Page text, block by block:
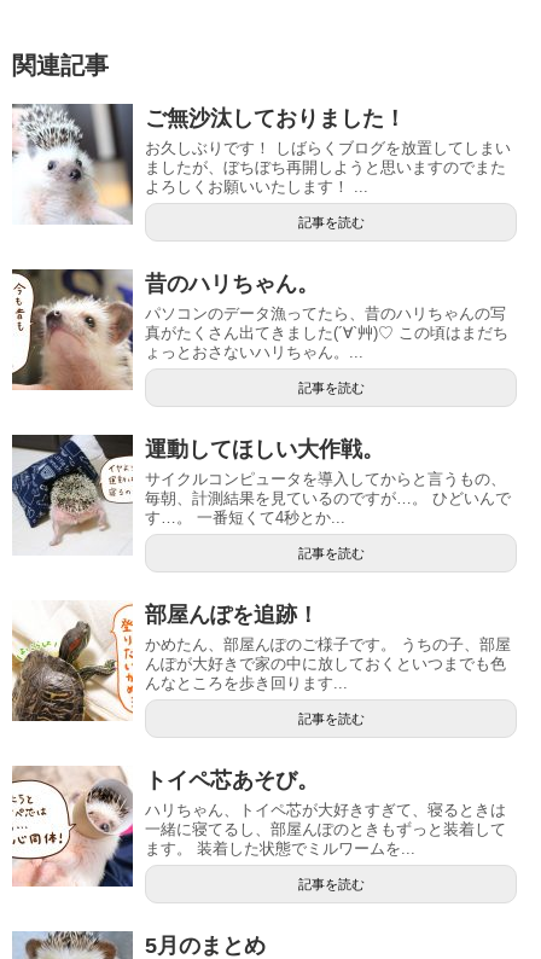
関連記事
ご無沙汰しておりました！
お久しぶりです！ しばらくブログを放置してしまい
ましたが、ぼちぼち再開しようと思いますのでまた
よろしくお願いいたします！ ...
記事を読む
昔のハリちゃん。
パソコンのデータ漁ってたら、昔のハリちゃんの写
真がたくさん出てきました(´∀`艸)♡ この頃はまだち
ょっとおさないハリちゃん。...
記事を読む
運動してほしい大作戦。
サイクルコンピュータを導入してからと言うもの、
毎朝、計測結果を見ているのですが…。 ひどいんで
す…。 一番短くて4秒とか...
記事を読む
部屋んぽを追跡！
かめたん、部屋んぽのご様子です。 うちの子、部屋
んぽが大好きで家の中に放しておくといつまでも色
んなところを歩き回ります...
記事を読む
トイペ芯あそび。
ハリちゃん、トイペ芯が大好きすぎて、寝るときは
一緒に寝てるし、部屋んぽのときもずっと装着して
ます。 装着した状態でミルワームを...
記事を読む
5月のまとめ